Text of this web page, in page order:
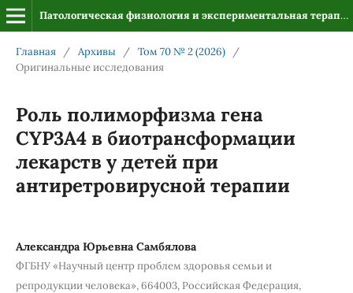
Патологическая физиология и экспериментальная терапия
Главная / Архивы / Том 70 № 2 (2026)
/
Оригинальные исследования
Роль полиморфизма гена
CYP3A4 в биотрансформации
лекарств у детей при
антиретровирусной терапии
Александра Юрьевна Самбялова
ФГБНУ «Научный центр проблем здоровья семьи и
репродукции человека», 664003, Российская Федерация,